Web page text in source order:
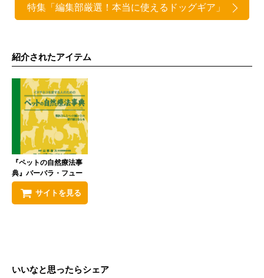
特集「編集部厳選！本当に使えるドッグギア」
紹介されたアイテム
『ペットの自然療法事
典』バーバラ・フュー
ジェ （著）、 山根義久
（監修）, 越智由香
（翻訳）
サイトを見る
いいなと思ったらシェア